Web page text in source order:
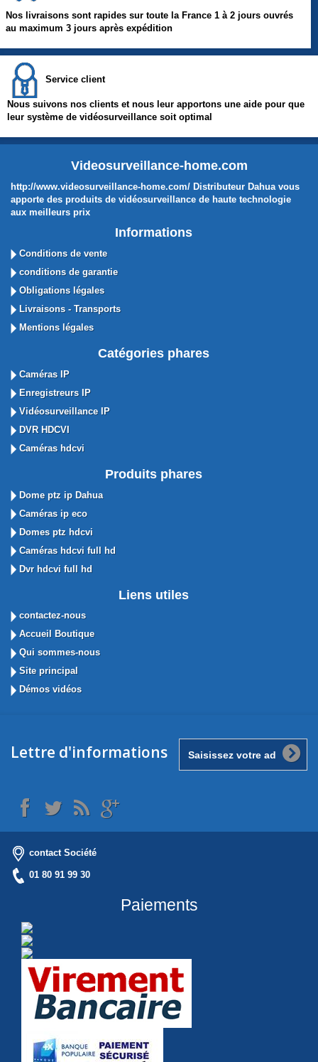
Nos livraisons sont rapides sur toute la France 1 à 2 jours ouvrés
au maximum 3 jours après expédition
Service client
Nous suivons nos clients et nous leur apportons une aide pour que
leur système de vidéosurveillance soit optimal
Videosurveillance-home.com
http://www.videosurveillance-home.com/ Distributeur Dahua vous
apporte des produits de vidéosurveillance de haute technologie
aux meilleurs prix
Informations
Conditions de vente
conditions de garantie
Obligations légales
Livraisons - Transports
Mentions légales
Catégories phares
Caméras IP
Enregistreurs IP
Vidéosurveillance IP
DVR HDCVI
Caméras hdcvi
Produits phares
Dome ptz ip Dahua
Caméras ip eco
Domes ptz hdcvi
Caméras hdcvi full hd
Dvr hdcvi full hd
Liens utiles
contactez-nous
Accueil Boutique
Qui sommes-nous
Site principal
Démos vidéos
Lettre d'informations
contact Société
01 80 91 99 30
Paiements